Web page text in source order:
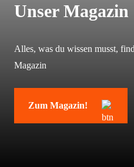
Unser Magazin
Alles, was du wissen musst,
Magazin
Zum Magazin!